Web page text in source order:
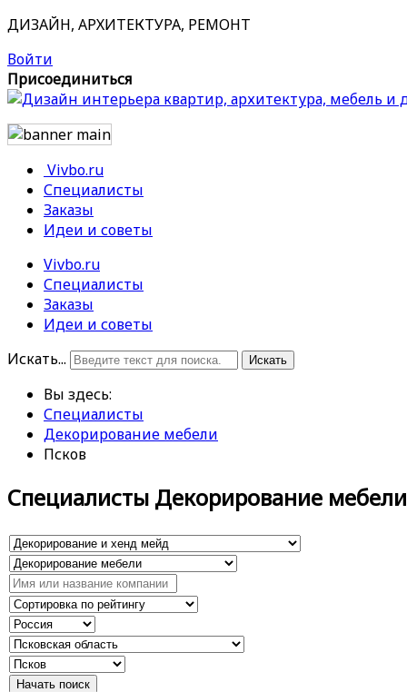
ДИЗАЙН, АРХИТЕКТУРА, РЕМОНТ
Войти
Присоединиться
Vivbo.ru
Специалисты
Заказы
Идеи и советы
Vivbo.ru
Специалисты
Заказы
Идеи и советы
Искать...
Искать
Вы здесь:
Специалисты
Декорирование мебели
Псков
Специалисты Декорирование мебели